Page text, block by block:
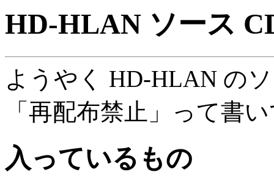
HD-HLAN ソース
ようやく HD-HLAN の
「再配布禁止」って書
入っているもの